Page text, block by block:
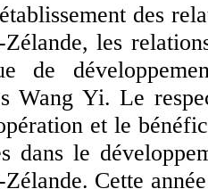
des
les
de
Wang Yi. Le
et le
dans le
Cette